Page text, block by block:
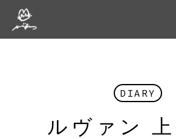
DIARY
ルヴァン